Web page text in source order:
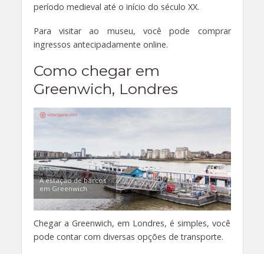
período medieval até o início do século XX.
Para visitar ao museu, você pode comprar
ingressos antecipadamente online.
Como chegar em
Greenwich, Londres
A estação de barcos
em Greenwich
Chegar a Greenwich, em Londres, é simples, você
pode contar com diversas opções de transporte.